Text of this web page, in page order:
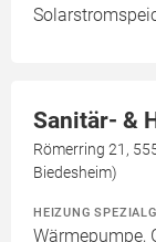
Sanitär- &
Römerring 21,
Biedesheim)
HEIZUNG
Wärmepumpe,